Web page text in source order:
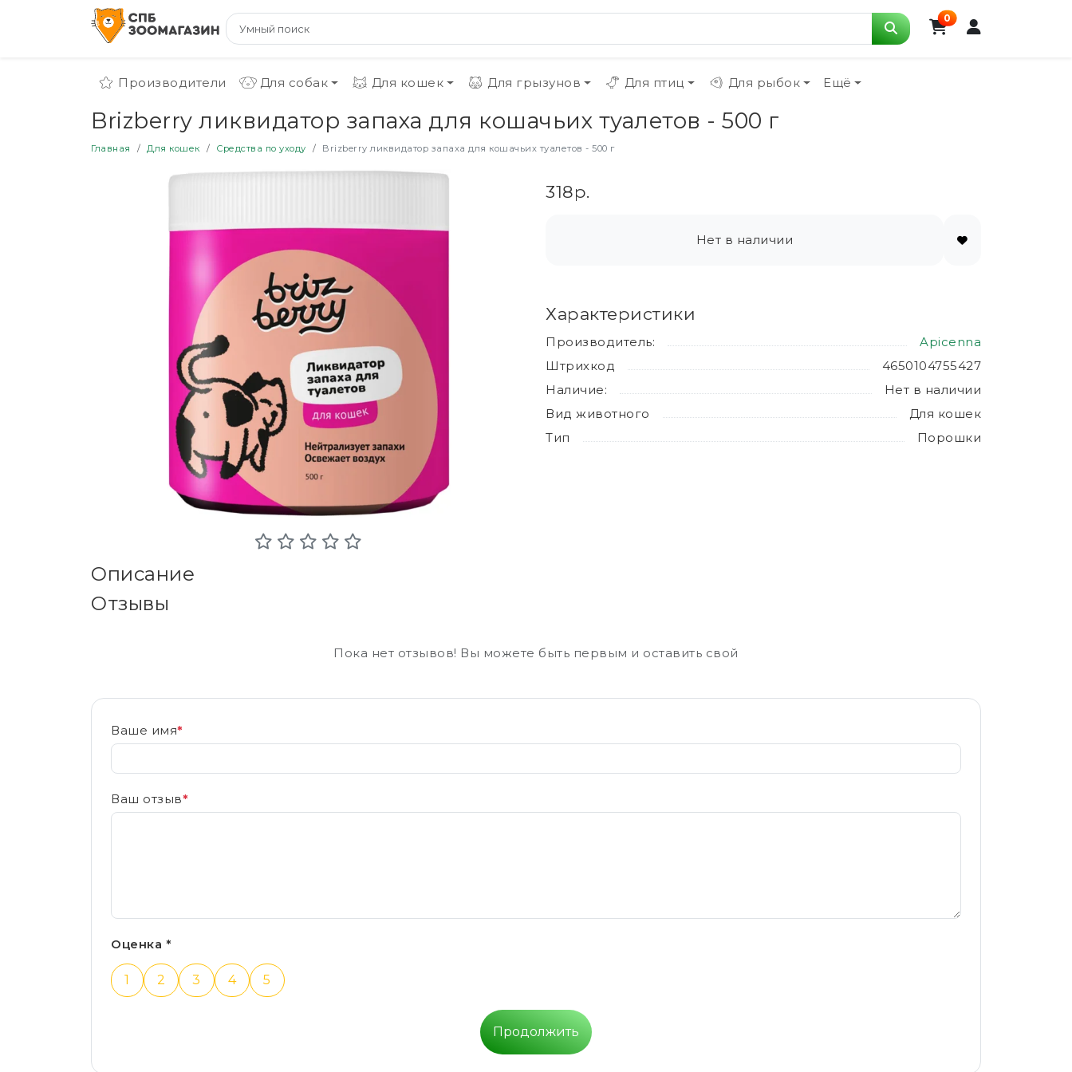
0
Производители Для собак Для кошек Для грызунов Для птиц Для рыбок Ещё
Brizberry ликвидатор запаха для кошачьих туалетов - 500 г
Главная Для кошек Средства по уходу Brizberry ликвидатор запаха для кошачьих туалетов - 500 г
318р.
Нет в наличии
Характеристики
Производитель:
Apicenna
Штрихкод
4650104755427
Наличие:
Нет в наличии
Вид животного
Для кошек
Тип
Порошки
Описание
Отзывы
Пока нет отзывов! Вы можете быть первым и оставить свой
Ваше имя*
Ваш отзыв*
Оценка *
1 2 3 4 5
Продолжить